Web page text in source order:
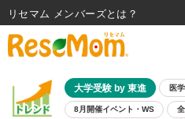
大学受験 by 東進 医
8月開催イベント・WS
リセマム メンバーズ